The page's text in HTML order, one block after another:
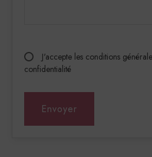
J'accepte les conditions
confidentialité